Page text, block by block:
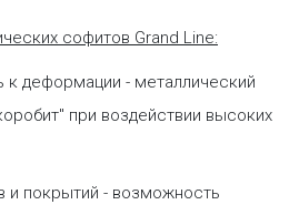
софитов Grand Line:
к деформации - металлический
при воздействии высоких
и покрытий - возможность